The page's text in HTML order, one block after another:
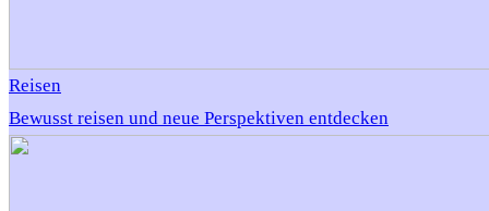
Reisen
Bewusst reisen und neue Perspektiven entdecken